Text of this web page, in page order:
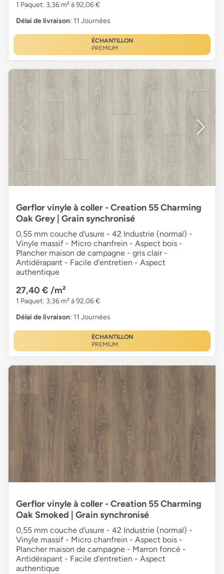
1 Paquet: 3,36 m² à 92,06 €
Délai de livraison: 11 Journées
ÉCHANTILLON
PREMIUM
Gerflor vinyle à coller - Creation 55 Charming
Oak Grey | Grain synchronisé
0,55 mm couche d'usure - 42 Industrie (normal) -
Vinyle massif - Micro chanfrein - Aspect bois -
Plancher maison de campagne - gris clair -
Antidérapant - Facile d'entretien - Aspect
authentique
27,40 € /m²
1 Paquet: 3,36 m² à 92,06 €
Délai de livraison: 11 Journées
ÉCHANTILLON
PREMIUM
Gerflor vinyle à coller - Creation 55 Charming
Oak Smoked | Grain synchronisé
0,55 mm couche d'usure - 42 Industrie (normal) -
Vinyle massif - Micro chanfrein - Aspect bois -
Plancher maison de campagne - Marron foncé -
Antidérapant - Facile d'entretien - Aspect
authentique